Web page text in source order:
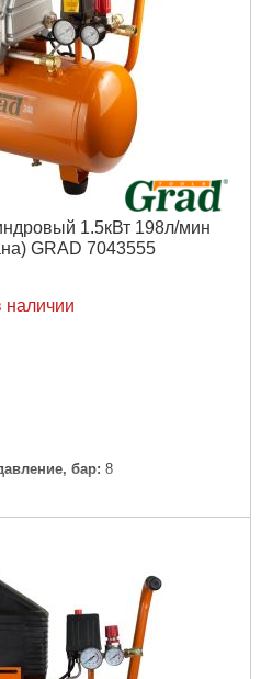
1.5кВт 198л/мин
GRAD 7043555
наличии
бар: 8